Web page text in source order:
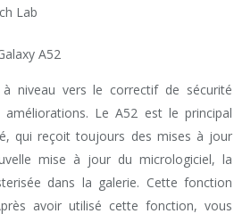
Lab
niveau vers le correctif de sécurité
Le A52 est le principal
qui reçoit toujours des mises à jour
mise à jour du micrologiciel, la
dans la galerie. Cette fonction
avoir utilisé cette fonction, vous